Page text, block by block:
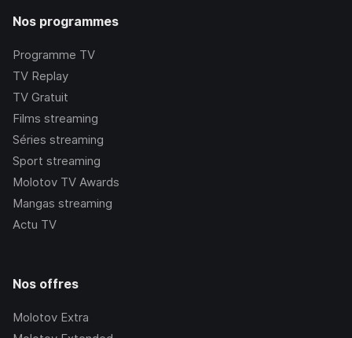
Nos programmes
Programme TV
TV Replay
TV Gratuit
Films streaming
Séries streaming
Sport streaming
Molotov TV Awards
Mangas streaming
Actu TV
Nos offres
Molotov Extra